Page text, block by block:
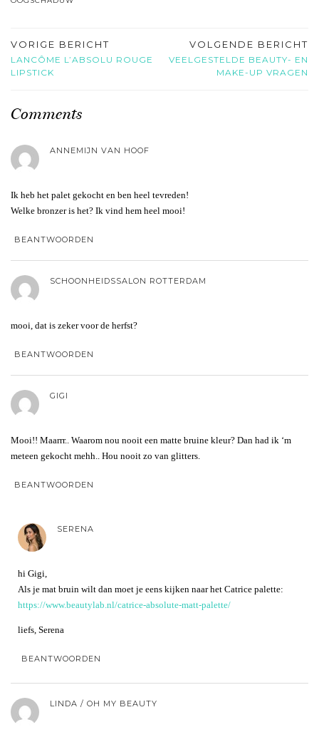
VORIGE BERICHT
LANCÔME L’ABSOLU ROUGE
LIPSTICK
VOLGENDE BERICHT
VEELGESTELDE BEAUTY- EN
MAKE-UP VRAGEN
Comments
ANNEMIJN VAN HOOF
Ik heb het palet gekocht en ben heel tevreden!
Welke bronzer is het? Ik vind hem heel mooi!
BEANTWOORDEN
SCHOONHEIDSSALON ROTTERDAM
mooi, dat is zeker voor de herfst?
BEANTWOORDEN
GIGI
Mooi!! Maarrr.. Waarom nou nooit een matte bruine kleur? Dan had ik ‘m
meteen gekocht mehh.. Hou nooit zo van glitters.
BEANTWOORDEN
SERENA
hi Gigi,
Als je mat bruin wilt dan moet je eens kijken naar het Catrice palette:
https://www.beautylab.nl/catrice-absolute-matt-palette/
liefs, Serena
BEANTWOORDEN
LINDA / OH MY BEAUTY